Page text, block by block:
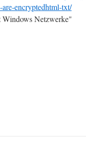
encryptedhtml-txt/
Netzwerke"